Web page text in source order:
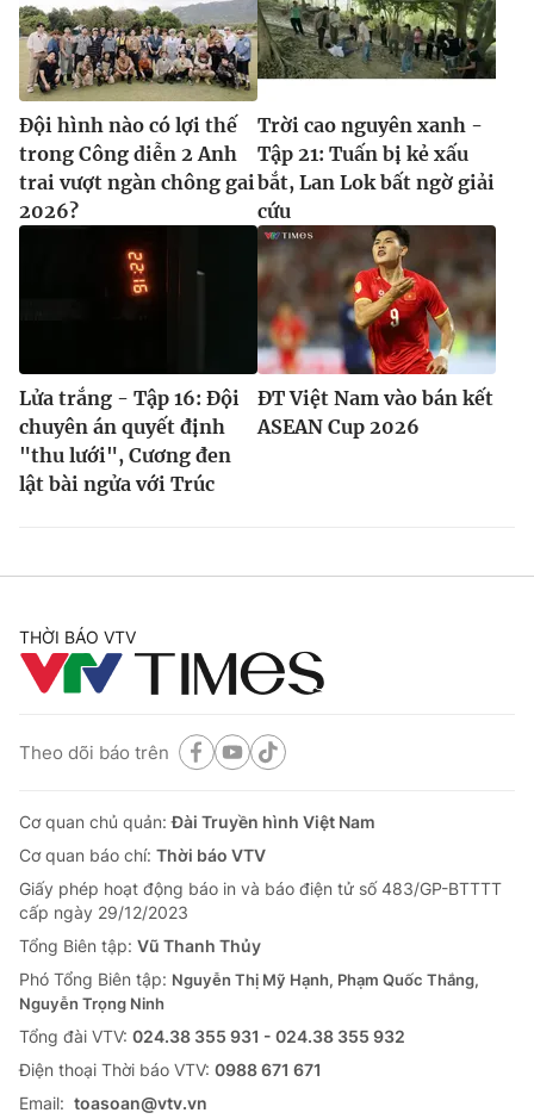
Đội hình nào có lợi thế
trong Công diễn 2 Anh
trai vượt ngàn chông gai
2026?
Trời cao nguyên xanh -
Tập 21: Tuấn bị kẻ xấu
bắt, Lan Lok bất ngờ giải
cứu
Lửa trắng - Tập 16: Đội
chuyên án quyết định
"thu lưới", Cương đen
lật bài ngửa với Trúc
ĐT Việt Nam vào bán kết
ASEAN Cup 2026
THỜI BÁO VTV
Theo dõi báo trên
Cơ quan chủ quản:Đài Truyền hình Việt Nam
Cơ quan báo chí: Thời báo VTV
Giấy phép hoạt động báo in và báo điện tử số 483/GP-BTTTT
cấp ngày 29/12/2023
Tổng Biên tập: Vũ Thanh Thủy
Phó Tổng Biên tập: Nguyễn Thị Mỹ Hạnh, Phạm Quốc Thắng,
Nguyễn Trọng Ninh
Tổng đài VTV: 024.38 355 931 - 024.38 355 932
Ðiện thoại Thời báo VTV: 0988 671 671
Email: toasoan@vtv.vn